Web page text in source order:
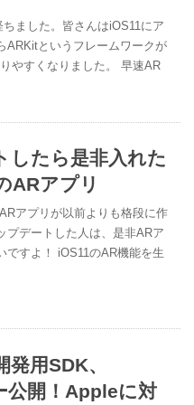
ました。皆さんはiOS11にア
ARKitというフレームワークが
やすくなりました。 早速AR
したら是非入れた
ARアプリ
アプリが以前よりも格段に作
プデートした人は、是非ARア
ですよ！ iOS11のAR機能を生
用SDK、
公開！Appleに対